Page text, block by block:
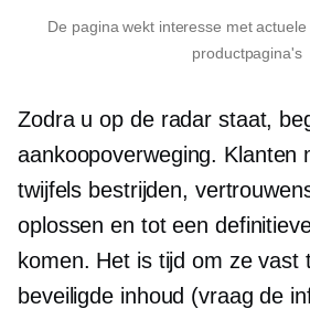
De pagina wekt interesse met
productpagina's
Zodra u op de radar staat,
aankoopoverweging. Klanten
twijfels bestrijden,
oplossen en tot een
komen. Het is tijd om ze vast
beveiligde inhoud (vraag de